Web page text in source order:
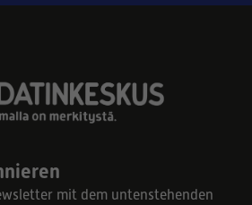
mit dem untenstehenden